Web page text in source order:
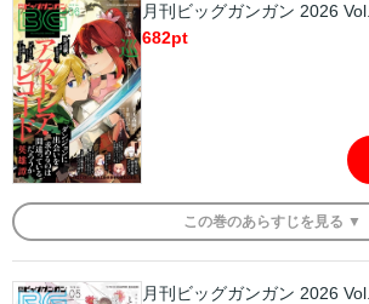
月刊ビッグガンガン 2026
682pt
この巻のあらすじを 見る ▼
月刊ビッグガンガン 2026